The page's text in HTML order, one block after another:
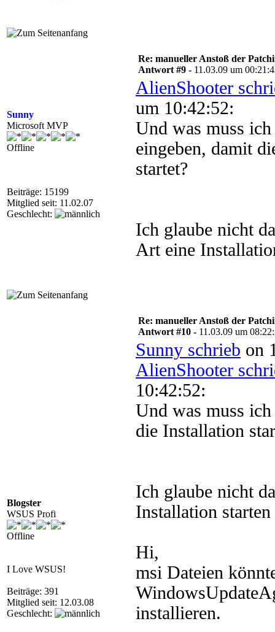
Sunny
Microsoft MVP
Offline
Beiträge: 15199
Mitglied seit: 11.02.07
Geschlecht:
Re: manueller Anstoß der
Antwort #9 - 11.03.09 um
AlienShooter
um 10:42:52:
Und was muss ich
eingeben, damit
startet?
Ich glaube nicht
Art eine
Blogster
WSUS Profi
Offline
I Love WSUS!
Beiträge: 391
Mitglied seit: 12.03.08
Geschlecht:
Re: manueller Anstoß der
Antwort #10 - 11.03.09 um
Sunny schrieb on
AlienShooter
10:42:52:
Und was muss
die Installation
Ich glaube nicht
Installation
Hi,
msi Dateien
installieren.